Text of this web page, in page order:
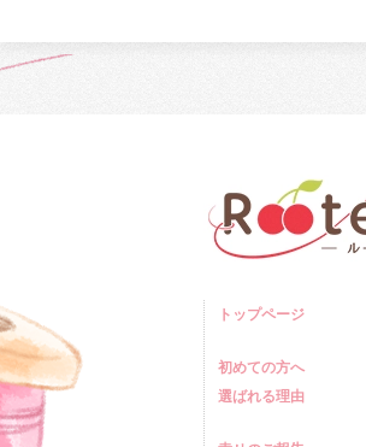
トップページ
初めての方へ
選ばれる理由